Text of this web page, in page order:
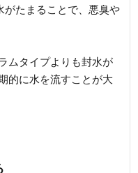
がたまることで、悪臭や
ムタイプよりも封水が
的に水を流すことが大